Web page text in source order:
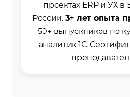
проектах ERP и УХ в
России. 3+ лет опыта
50+ выпускников по
аналитик 1С.